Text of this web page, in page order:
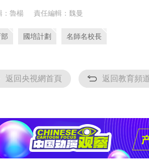
：魯楊 責任編輯：魏曼
國培計劃 名師名校長
返回央視網首頁 返回教育頻